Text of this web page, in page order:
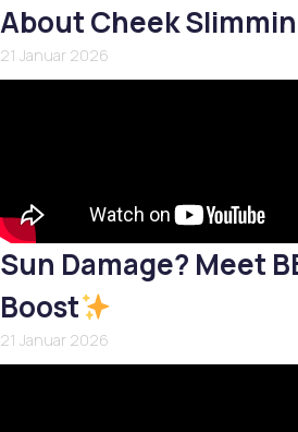
About Cheek
21 Januar 2026
Sun Damage? Meet
Boost
21 Januar 2026